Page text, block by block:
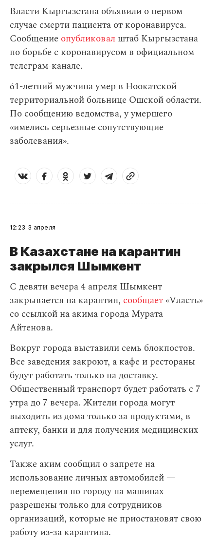
Власти Кыргызстана объявили о первом
случае смерти пациента от коронавируса.
Сообщение опубликовал штаб Кыргызстана
по борьбе с коронавирусом в официальном
телеграм-канале.
61-летний мужчина умер в Ноокатской
территориальной больнице Ошской области.
По сообщению ведомства, у умершего
«имелись серьезные сопутствующие
заболевания».
12:23 3 апреля
В Казахстане на карантин
закрылся Шымкент
С девяти вечера 4 апреля Шымкент
закрывается на карантин, сообщает«Vласть»
со ссылкой на акима города Мурата
Айтенова.
Вокруг города выставили семь блокпостов.
Все заведения закроют, а кафе и рестораны
будут работать только на доставку.
Общественный транспорт будет работать с 7
утра до 7 вечера. Жители города могут
выходить из дома только за продуктами, в
аптеку, банки и для получения медицинских
услуг.
Также аким сообщил о запрете на
использование личных автомобилей —
перемещения по городу на машинах
разрешены только для сотрудников
организаций, которые не приостановят свою
работу из-за карантина.